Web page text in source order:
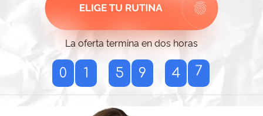
La oferta termina en dos horas
0 1 5 9
4
6
5